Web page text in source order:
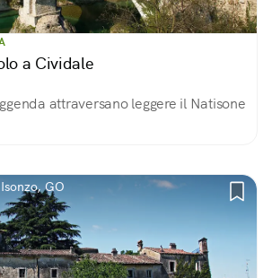
a Cividale
attraversano leggere il Natisone
GO